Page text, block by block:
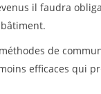
il faudra
de
efficaces qui